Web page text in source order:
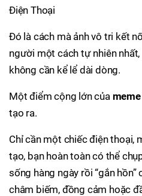
Điện Thoại
Đó là cách mà ảnh vô tri kết
người một cách tự nhiên nhất,
không cần kể lể dài dòng.
Một điểm cộng lớn của
tạo ra.
Chỉ cần một chiếc điện thoại,
tạo, bạn hoàn toàn có thể
sống hàng ngày rồi “gắn
châm biếm, đồng cảm hoặc